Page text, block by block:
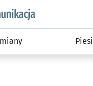
podserwis:
Piesi